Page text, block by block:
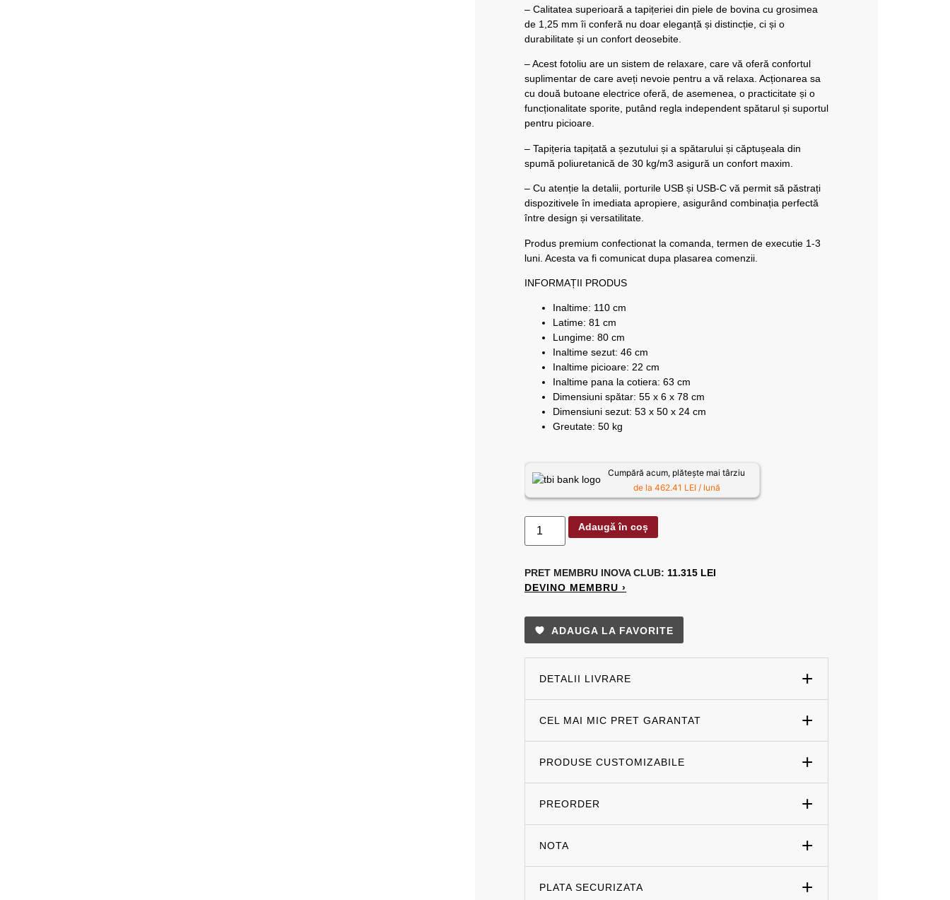
– Calitatea superioară a tapițeriei din piele de bovina cu grosimea
de 1,25 mm îi conferă nu doar eleganță și distincție, ci și o
durabilitate și un confort deosebite.
– Acest fotoliu are un sistem de relaxare, care vă oferă confortul
suplimentar de care aveți nevoie pentru a vă relaxa. Acționarea sa
cu două butoane electrice oferă, de asemenea, o practicitate și o
funcționalitate sporite, putând regla independent spătarul și suportul
pentru picioare.
– Tapițeria tapițată a șezutului și a spătarului și căptușeala din
spumă poliuretanică de 30 kg/m3 asigură un confort maxim.
– Cu atenție la detalii, porturile USB și USB-C vă permit să păstrați
dispozitivele în imediata apropiere, asigurând combinația perfectă
între design și versatilitate.
Produs premium confectionat la comanda, termen de executie 1-3
luni. Acesta va fi comunicat dupa plasarea comenzii.
INFORMAȚII PRODUS
Inaltime: 110 cm
Latime: 81 cm
Lungime: 80 cm
Inaltime sezut: 46 cm
Inaltime picioare: 22 cm
Inaltime pana la cotiera: 63 cm
Dimensiuni spătar: 55 x 6 x 78 cm
Dimensiuni sezut: 53 x 50 x 24 cm
Greutate: 50 kg
Cumpără acum, plătește mai târziu
de la 462.41 LEI / lună
Adaugă în coș
PRET MEMBRU INOVA CLUB: 11.315 LEI
DEVINO MEMBRU ›
ADAUGA LA FAVORITE
DETALII LIVRARE
CEL MAI MIC PRET GARANTAT
PRODUSE CUSTOMIZABILE
PREORDER
NOTA
PLATA SECURIZATA